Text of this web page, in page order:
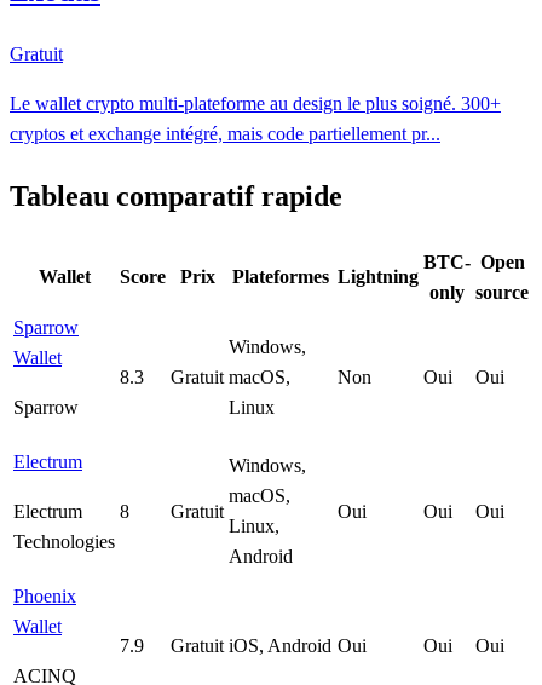
Gratuit
Le wallet crypto multi-plateforme au design le plus soigné. 300+
cryptos et exchange intégré, mais code partiellement pr...
Tableau comparatif rapide
Wallet Score Prix Plateformes Lightning
BTC-
only
Open
source
Sparrow
Wallet
Sparrow
8.3 Gratuit
Windows,
macOS,
Linux
Non Oui Oui
Electrum
Electrum
Technologies
8 Gratuit
Windows,
macOS,
Linux,
Android
Oui Oui Oui
Phoenix
Wallet
ACINQ
7.9 Gratuit iOS, Android Oui Oui Oui